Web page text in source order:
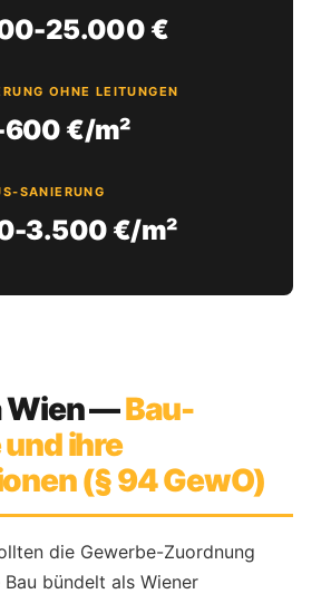
25.000 €
OHNE LEITUNGEN
€/m²
SANIERUNG
3.500 €/m²
Wien —Bau-
ihre
(§ 94 GewO)
die Gewerbe-Zuordnung
bündelt als Wiener